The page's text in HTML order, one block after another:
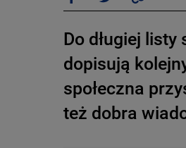
Do długiej
dopisują
społeczna
też dobra